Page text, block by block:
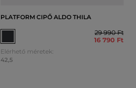
PLATFORM CIPŐ ALDO THILA
29 990 Ft
16 790 Ft
Elérhető méretek:
42,5